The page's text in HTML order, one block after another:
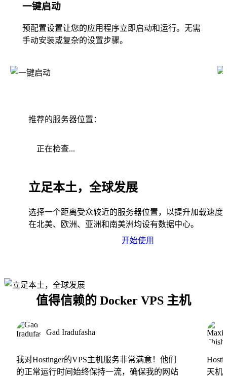
一键启动
预配置设置让您的应用程序立即启动和运行。无需
手动安装或复杂的设置步骤。
推荐的服务器位置：
正在检查...
立足本土，全球发展
选择一个距离受众较近的服务器位置，以提升加载速度
在北美、欧洲、亚洲和南美洲均设有数据中心。
开始使用
值得信赖的 Docker VPS 主机
Gad Iradufasha
我对Hostinger的VPS主机服务非常满意！他们
的正常运行时间始终保持一流，确保我的网站
天机